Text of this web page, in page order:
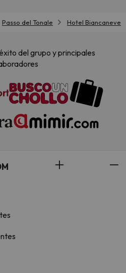
Passo del Tonale Hotel Biancaneve
del grupo y principales